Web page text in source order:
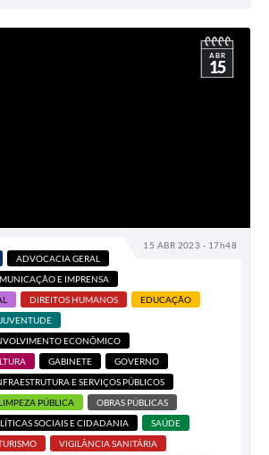
15 ABR 2023 - 17h48
ABR
15
ADVOCACIA GERAL
E IMPRENSA
DIREITOS HUMANOS
EDUCAÇÃO
ECONÔMICO
GABINETE
GOVERNO
E SERVIÇOS PÚBLICOS
PÚBLICA
OBRAS PÚBLICAS
SOCIAIS E CIDADANIA
SAÚDE
VIGILÂNCIA SANITÁRIA